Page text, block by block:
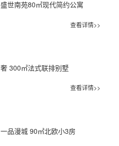
盛世南苑80㎡现代简约公寓
查看详情>>
奢 300㎡法式联排别墅
查看详情>>
一品漫城 90㎡北欧小3房